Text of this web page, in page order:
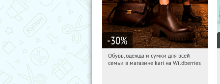
-30%
16:33:11 Получили:
Обувь, одежда и сумки для всей
семьи в магазине kari на Wildberries